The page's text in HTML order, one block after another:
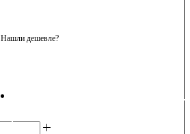
Нашли дешевле?